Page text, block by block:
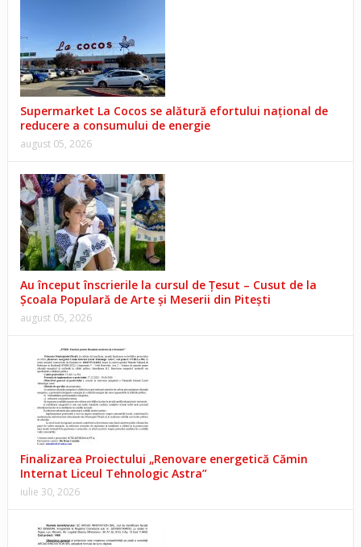
Supermarket La Cocos se alătură efortului național de
reducere a consumului de energie
august 05, 2026
Au început înscrierile la cursul de Țesut – Cusut de la
Școala Populară de Arte și Meserii din Pitești
august 05, 2026
Finalizarea Proiectului „Renovare energetică Cămin
Internat Liceul Tehnologic Astra”
iulie 30, 2026